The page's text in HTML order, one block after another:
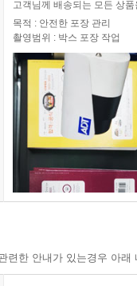
고객님께 배송되는 모든 상
목적 : 안전한 포장 관리
촬영범위 : 박스 포장 작업
련한 안내가 있는경우 아